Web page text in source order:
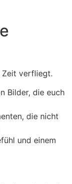
Zeit verfliegt.
Bilder, die euch
die nicht
und einem